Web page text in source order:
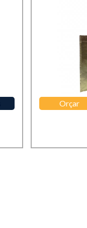
Orçar